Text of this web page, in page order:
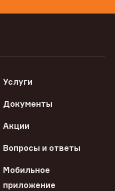
Услуги
Документы
Акции
Вопросы и ответы
Мобильное
приложение